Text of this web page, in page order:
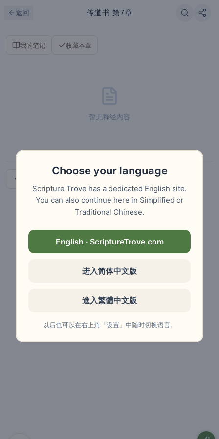
返回 传道书 第7章
我的笔记 收藏本章
暂无释经内容
Choose your language
Scripture Trove has a dedicated English site.
You can also continue here in Simplified or
Traditional Chinese.
English · ScriptureTrove.com
进入简体中文版
進入繁體中文版
以后也可以在右上角「设置」中随时切换语言。